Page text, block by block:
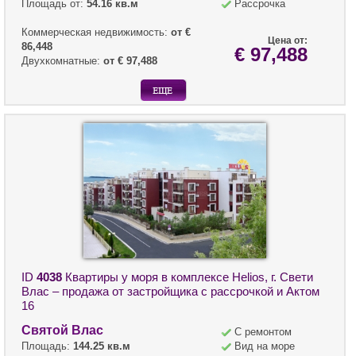
Площадь от: 54.16 кв.м
Коммерческая недвижимость: от €
86,448
Двухкомнатные: от € 97,488
Рассрочка
Цена от:
€ 97,488
ID 4038 Квартиры у моря в комплексе Helios, г. Свети
Влас – продажа от застройщика с рассрочкой и Актом
16
Святой Влас
Площадь: 144.25 кв.м
С ремонтом
Вид на море